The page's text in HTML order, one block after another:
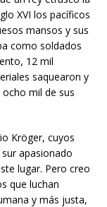
XVI los pacíficos
mansos y sus
como soldados
12 mil
saquearon y
mil de sus
Kröger, cuyos
apasionado
lugar. Pero creo
que luchan
y más justa,